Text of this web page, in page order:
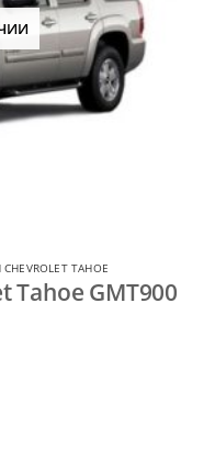
TAHOE
Tahoe GMT900